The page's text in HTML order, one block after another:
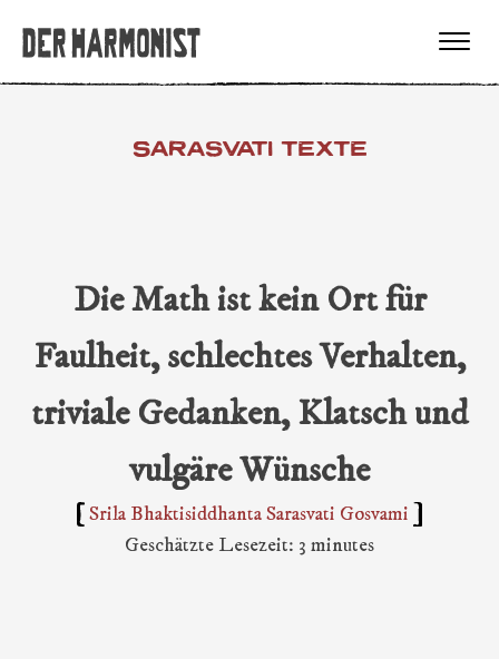
SARASVATI TEXTE
Die Math ist kein Ort für
Faulheit, schlechtes Verhalten,
triviale Gedanken, Klatsch und
vulgäre Wünsche
Srila Bhaktisiddhanta Sarasvati Gosvami
Geschätzte Lesezeit: 3 minutes